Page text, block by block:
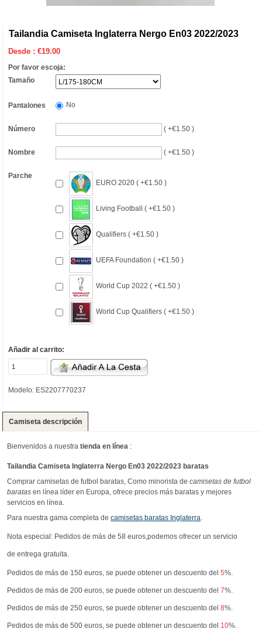
Tailandia Camiseta Inglaterra Nergo En03 2022/2023
Desde :€19.00
Por favor escoja:
Tamaño
Pantalones No
Número ( +€1.50 )
Nombre ( +€1.50 )
Parche
EURO 2020 ( +€1.50 )
Living Football ( +€1.50 )
Qualifiers ( +€1.50 )
UEFA Foundation ( +€1.50 )
World Cup 2022 ( +€1.50 )
World Cup Qualifiers ( +€1.50 )
Añadir al carrito:
Modelo: ES2207770237
Camiseta descripción
Bienvenidos a nuestra tienda en línea :
Tailandia Camiseta Inglaterra Nergo En03 2022/2023 baratas
Comprar camisetas de futbol baratas, Como minorista de camisetas de futbol
baratas en línea líder en Europa, ofrece precios más baratas y mejores
servicios en línea.
Para nuestra gama completa de camisetas baratas Inglaterra.
Nota especial: Pedidos de más de 58 euros,podemos ofrecer un servicio
de entrega gratuita.
Pedidos de más de 150 euros, se puede obtener un descuento del 5%.
Pedidos de más de 200 euros, se puede obtener un descuento del 7%.
Pedidos de más de 250 euros, se puede obtener un descuento del 8%.
Pedidos de más de 500 euros, se puede obtener un descuento del 10%.